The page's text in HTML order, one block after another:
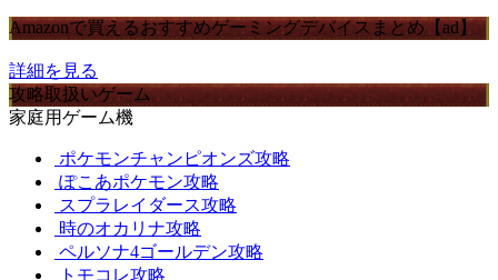
Amazonで買えるおすすめゲーミングデバイスまとめ【ad】
詳細を見る
攻略取扱いゲーム
家庭用ゲーム機
ポケモンチャンピオンズ攻略
ぽこあポケモン攻略
スプラレイダース攻略
時のオカリナ攻略
ペルソナ4ゴールデン攻略
トモコレ攻略